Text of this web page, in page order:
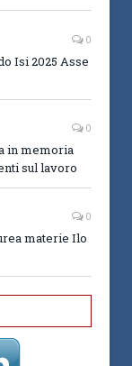
0
Isi 2025 Asse
0
in memoria
sul lavoro
0
materie Ilo